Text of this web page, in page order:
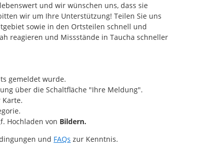
und wir wünschen uns, dass sie
wir um Ihre Unterstützung! Teilen Sie uns
sowie in den Ortsteilen schnell und
reagieren und Missstände in Taucha schneller
gemeldet wurde.
über die Schaltfläche "Ihre Meldung".
Karte.
Hochladen von Bildern.
und FAQs zur Kenntnis.